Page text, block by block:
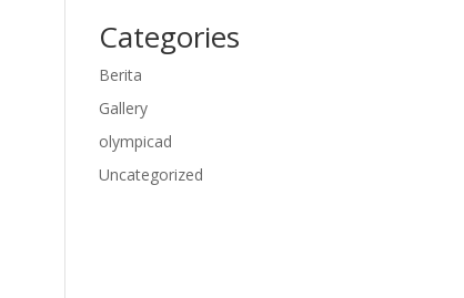
Categories
Berita
Gallery
olympicad
Uncategorized